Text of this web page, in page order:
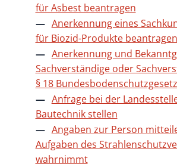
für Asbest beantragen
Anerkennung eines
für Biozid-Produkte beantragen
Anerkennung und
Sachverständige oder
§ 18 Bundesbodenschutzgesetz
Anfrage bei der
Bautechnik stellen
Angaben zur Person
Aufgaben des
wahrnimmt